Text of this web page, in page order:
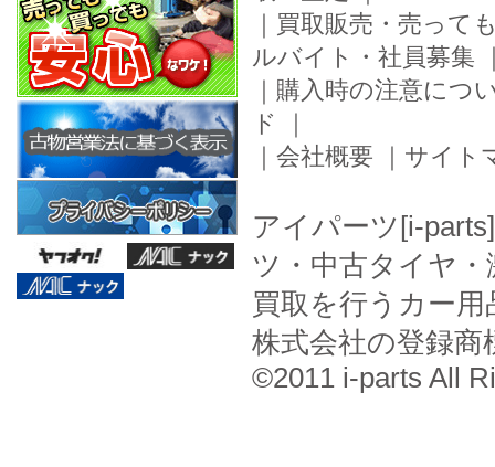
｜ 買取販売・売って
ルバイト・社員募集
｜ 購入時の注意につ
ド
｜
｜ 会社概要 ｜ サイト
アイパーツ[i-
ツ・中古タイヤ
買取を行うカー
株式会社の登録商
©2011 i-parts All